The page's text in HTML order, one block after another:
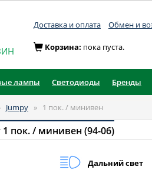
Доставка и оплата Обмен и
Корзина: пока пуста.
лампы Светодиоды Бренды
Jumpy » 1 пок. / минивен
1 пок. / минивен (94-06)
Дальний свет